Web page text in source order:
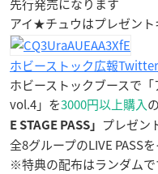
先行発売になります
アイ★チュウはプレゼント
ホビーストック広報Twitter
ホビーストックブースで
vol.4」を3000円以上購入
E STAGE PASS」
プレゼン
全8グループのLIVE PASS
※特典の配布はランダムで